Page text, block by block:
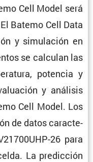
Cell Model será
Batemo Cell Data
y simula­ción en
se calculan las
potencia y
y análisis
Cell Model. Los
de datos carac­te­
26 para
La predic­ción